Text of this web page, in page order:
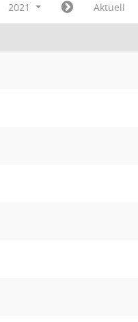
2021 Aktuell